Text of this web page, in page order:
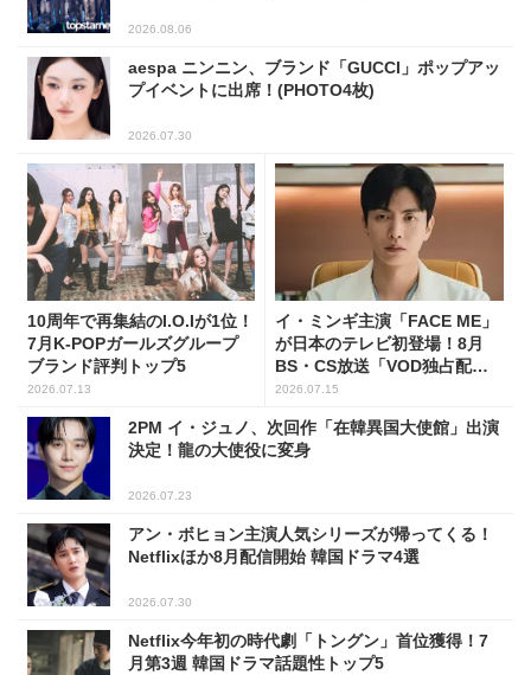
2026.08.06
aespa ニンニン、ブランド「GUCCI」ポップアッ
プイベントに出席！(PHOTO4枚)
2026.07.30
10周年で再集結のI.O.Iが1位！
7月K-POPガールズグループ
ブランド評判トップ5
2026.07.13
イ・ミンギ主演「FACE ME」
が日本のテレビ初登場！8月
BS・CS放送「VOD独占配
信」韓ドラ11選
2026.07.15
2PM イ・ジュノ、次回作「在韓異国大使館」出演
決定！龍の大使役に変身
2026.07.23
アン・ボヒョン主演人気シリーズが帰ってくる！
Netflixほか8月配信開始 韓国ドラマ4選
2026.07.30
Netflix今年初の時代劇「トングン」首位獲得！7
月第3週 韓国ドラマ話題性トップ5